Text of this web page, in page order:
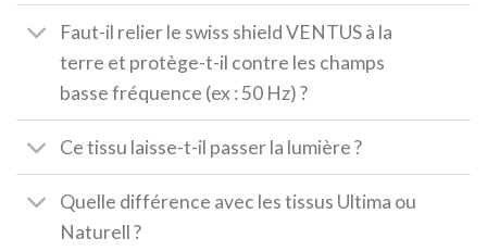
Faut-il relier le swiss shield VENTUS à la
terre et protège-t-il contre les champs
basse fréquence (ex : 50 Hz) ?
Ce tissu laisse-t-il passer la lumière ?
Quelle différence avec les tissus Ultima ou
Naturell ?